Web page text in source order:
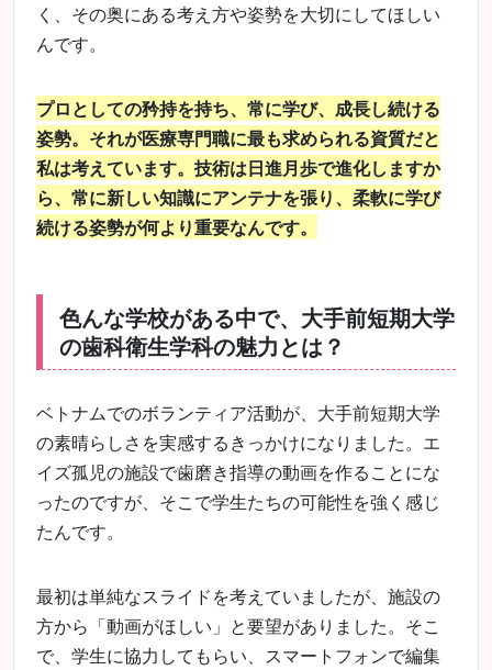
く、その奥にある考え方や姿勢を大切にしてほしい
んです。
プロとしての矜持を持ち、常に学び、成長し続ける
姿勢。それが医療専門職に最も求められる資質だと
私は考えています。技術は日進月歩で進化しますか
ら、常に新しい知識にアンテナを張り、柔軟に学び
続ける姿勢が何より重要なんです。
色んな学校がある中で、大手前短期大学
の歯科衛生学科の魅力とは？
ベトナムでのボランティア活動が、大手前短期大学
の素晴らしさを実感するきっかけになりました。エ
イズ孤児の施設で歯磨き指導の動画を作ることにな
ったのですが、そこで学生たちの可能性を強く感じ
たんです。
最初は単純なスライドを考えていましたが、施設の
方から「動画がほしい」と要望がありました。そこ
で、学生に協力してもらい、スマートフォンで編集